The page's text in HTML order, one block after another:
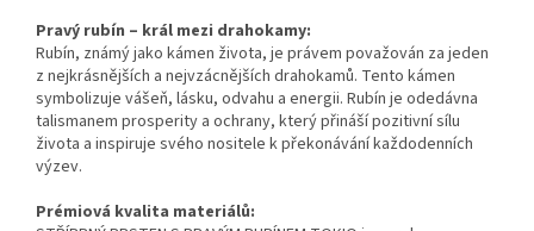
Pravý rubín – král mezi drahokamy:
Rubín, známý jako kámen života, je právem považován za jeden
z nejkrásnějších a nejvzácnějších drahokamů. Tento kámen
symbolizuje vášeň, lásku, odvahu a energii. Rubín je odedávna
talismanem prosperity a ochrany, který přináší pozitivní sílu
života a inspiruje svého nositele k překonávání každodenních
výzev.
Prémiová kvalita materiálů: